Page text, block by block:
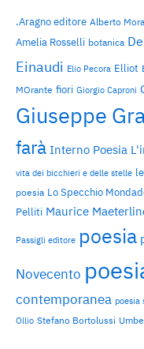
.Aragno editore Alberto
Amelia Rosselli botanica
Einaudi Elio Pecora Elliot
MOrante fiori Giorgio Caproni
Giuseppe
farà Interno Poesia
vita dei bicchieri e delle stelle
poesia Lo Specchio
Pelliti Maurice
Passigli editore poesia
Novecento
contemporanea poesia
Ollio Stefano Bortolussi